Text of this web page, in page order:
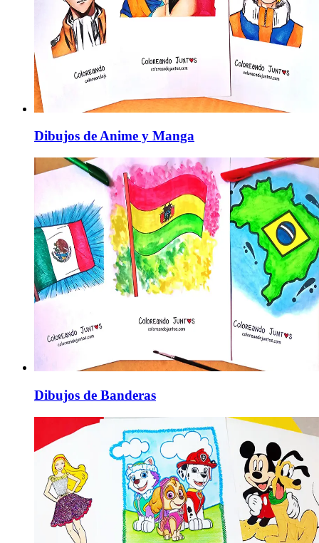
Dibujos de Anime y Manga
Dibujos de Banderas